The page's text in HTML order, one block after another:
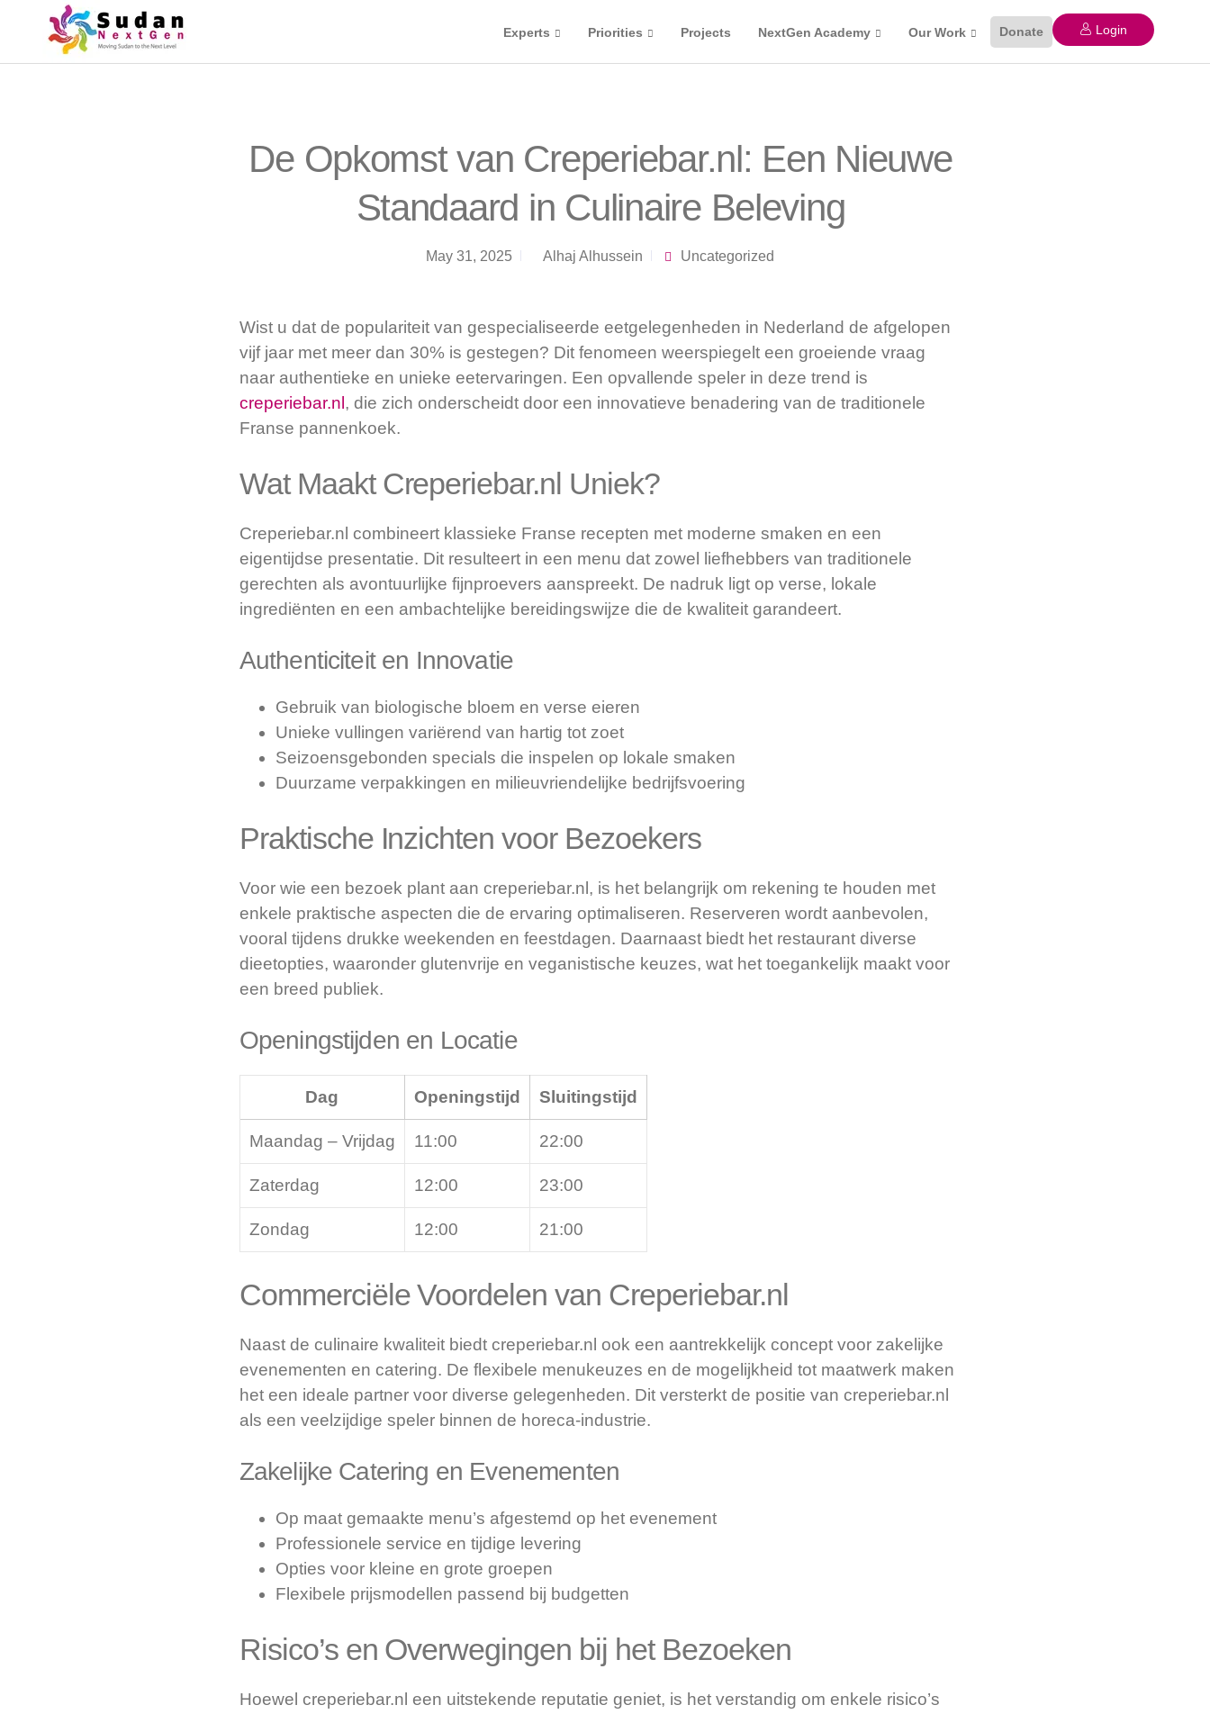
Experts Priorities Projects NextGen Academy Our Work Donate Login
De Opkomst van Creperiebar.nl: Een Nieuwe
Standaard in Culinaire Beleving
May 31, 2025 Alhaj Alhussein Uncategorized
Wist u dat de populariteit van gespecialiseerde eetgelegenheden in Nederland de afgelopen
vijf jaar met meer dan 30% is gestegen? Dit fenomeen weerspiegelt een groeiende vraag
naar authentieke en unieke eetervaringen. Een opvallende speler in deze trend is
creperiebar.nl , die zich onderscheidt door een innovatieve benadering van de traditionele
Franse pannenkoek.
Wat Maakt Creperiebar.nl Uniek?
Creperiebar.nl combineert klassieke Franse recepten met moderne smaken en een
eigentijdse presentatie. Dit resulteert in een menu dat zowel liefhebbers van traditionele
gerechten als avontuurlijke fijnproevers aanspreekt. De nadruk ligt op verse, lokale
ingrediënten en een ambachtelijke bereidingswijze die de kwaliteit garandeert.
Authenticiteit en Innovatie
Gebruik van biologische bloem en verse eieren
Unieke vullingen variërend van hartig tot zoet
Seizoensgebonden specials die inspelen op lokale smaken
Duurzame verpakkingen en milieuvriendelijke bedrijfsvoering
Praktische Inzichten voor Bezoekers
Voor wie een bezoek plant aan creperiebar.nl, is het belangrijk om rekening te houden met
enkele praktische aspecten die de ervaring optimaliseren. Reserveren wordt aanbevolen,
vooral tijdens drukke weekenden en feestdagen. Daarnaast biedt het restaurant diverse
dieetopties, waaronder glutenvrije en veganistische keuzes, wat het toegankelijk maakt voor
een breed publiek.
Openingstijden en Locatie
Dag Openingstijd Sluitingstijd
Maandag – Vrijdag 11:00 22:00
Zaterdag 12:00 23:00
Zondag 12:00 21:00
Commerciële Voordelen van Creperiebar.nl
Naast de culinaire kwaliteit biedt creperiebar.nl ook een aantrekkelijk concept voor zakelijke
evenementen en catering. De flexibele menukeuzes en de mogelijkheid tot maatwerk maken
het een ideale partner voor diverse gelegenheden. Dit versterkt de positie van creperiebar.nl
als een veelzijdige speler binnen de horeca-industrie.
Zakelijke Catering en Evenementen
Op maat gemaakte menu’s afgestemd op het evenement
Professionele service en tijdige levering
Opties voor kleine en grote groepen
Flexibele prijsmodellen passend bij budgetten
Risico’s en Overwegingen bij het Bezoeken
Hoewel creperiebar.nl een uitstekende reputatie geniet, is het verstandig om enkele risico’s